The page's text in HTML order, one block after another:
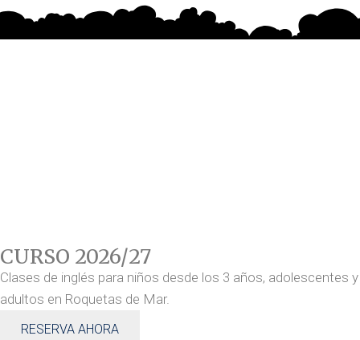
CURSO 2026/27
Clases de inglés para niños desde los 3 años, adolescentes y
adultos en Roquetas de Mar.
RESERVA AHORA